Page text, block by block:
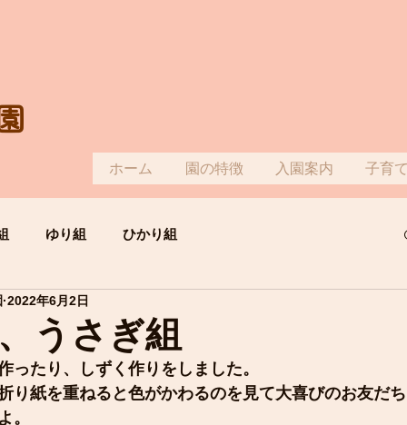
ホーム 園の特徴 入園案内 子育
ゆり組 ひかり組
うさぎ組
2022年6月2日
ったり、しずく作りをしました。
り紙を重ねると色がかわるのを見て大喜びのお友だ
。